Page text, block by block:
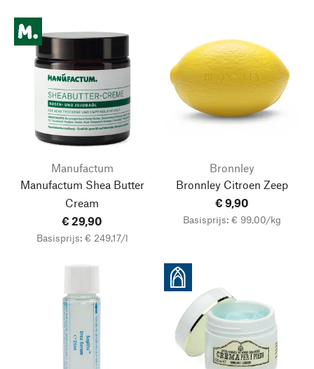
Manufactum
Manufactum Shea Butter
Cream
€ 29,90
Basisprijs: € 249,17/l
Bronnley
Bronnley Citroen Zeep
€ 9,90
Basisprijs: € 99,00/kg